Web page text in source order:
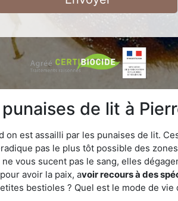
de lit à
est assailli par les punaises de lit.
pas le plus tôt possible des
vous sucent pas le sang, elles
avoir la paix, avoir recours à des
bestioles ? Quel est le mode de